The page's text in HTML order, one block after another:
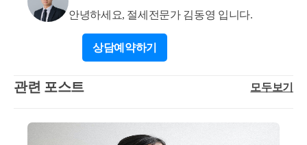
속재산과 합하여 과세표준이 어떻게 측정되는 지, 아
파트의 세법상 시가판단이 어떻게 되는 지 등에 따라
추후 양도까지 고려하여 가장 절세가 가능한 방법으로
실매매가 8억 원만 고려하였을 때는 상속세가 발생되
지 고려한 시가판정 및 지분율 설정 등을 위하여 신고
를 하는 것이 좋으실 것으로 판단됩니다. 감사합니다.
안녕하세요, 절세전문가 김동영 입니다.
상담예약하기
관련 포스트 모두보기